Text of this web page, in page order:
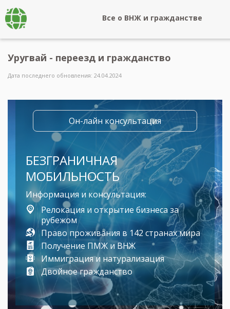
Все о ВНЖ и гражданстве
Уругвай - переезд и гражданство
Дата последнего обновления: 24.04.2024
Он-лайн консультация
БЕЗГРАНИЧНАЯ
МОБИЛЬНОСТЬ
Информация и консультация:
Релокация и открытие бизнеса за
рубежом
Право проживания в 142 странах мира
Получение ПМЖ и ВНЖ
Иммиграция и натурализация
Двойное гражданство